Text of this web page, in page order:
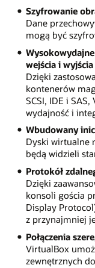
Szyfrowanie
Dane
mogą być
wejścia i wyjścia
Dzięki
kontenerów
SCSI, IDE i
wydajność i
Wbudowany
Dyski wirtualne
będą widzieli
Protokół
Dzięki
konsoli gościa
Display
z przynajmniej
Połączenia
VirtualBox
zewnętrznych